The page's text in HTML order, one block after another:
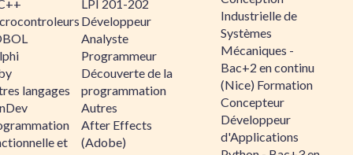
langages
et
LPI 201-202
Développeur
Analyste
Programmeur
Découverte de la
programmation
Autres
After Effects
(Adobe)
Industrielle de
Systèmes
Mécaniques -
Bac+2 en continu
(Nice) Formation
Concepteur
Développeur
d'Applications